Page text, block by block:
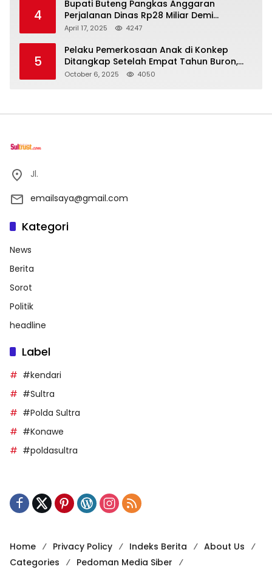
4
Bupati Buteng Pangkas Anggaran
Perjalanan Dinas Rp28 Miliar Demi
Kesejahteraan Rakyat
April 17, 2025 4247
5
Pelaku Pemerkosaan Anak di Konkep
Ditangkap Setelah Empat Tahun Buron,
Polisi Masih Buru Satu Pelaku Lain
October 6, 2025 4050
Jl.
emailsaya@gmail.com
Kategori
News
Berita
Sorot
Politik
headline
Label
#kendari
#Sultra
#Polda Sultra
#Konawe
#poldasultra
Home Privacy Policy Indeks Berita
About Us
Categories
Pedoman Media Siber